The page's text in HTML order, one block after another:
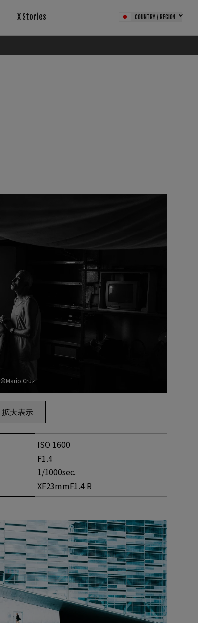
FPS）
X Stories COUNTRY / REGION
©Mario Cruz
拡大表示
ISO 1600
F1.4
1/1000sec.
XF23mmF1.4 R